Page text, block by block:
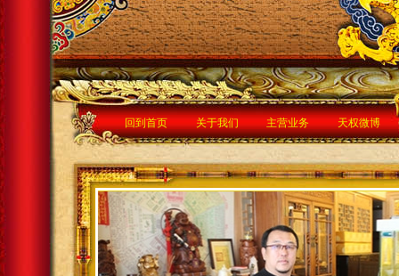
回到首页 关于我们 主营业务 天权微博